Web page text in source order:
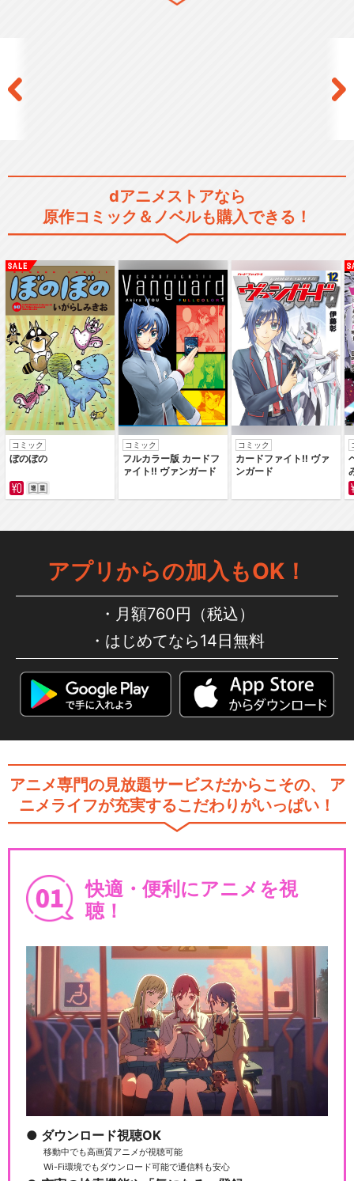
dアニメストアなら
原作コミック＆ノベルも購入できる！
コミック
ぼのぼの
コミック
フルカラー版 カードフ
ァイト‼ ヴァンガード
コミック
カードファイト‼ ヴァ
ンガード
アプリからの加入もOK！
月額760円（税込）
はじめてなら14日無料
アニメ専門の見放題サービスだからこその、
ア
ニメライフが充実するこだわりがいっぱい！
快適・便利にアニメを視
聴！
ダウンロード視聴OK
移動中でも高画質アニメが視聴可能
Wi-Fi環境でもダウンロード可能で通信料も安心